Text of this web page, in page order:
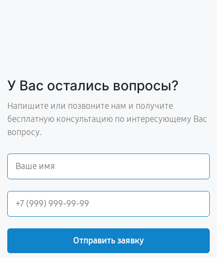
У Вас остались вопросы?
Напишите или позвоните нам и получите
бесплатную консультацию по интересующему Вас
вопросу.
Отправить заявку